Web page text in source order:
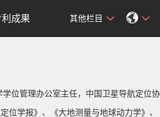
利成果 其他栏目
学位管理办公室主任，中国卫星导航定位
位学报》、《大地测量与地球动力学》、